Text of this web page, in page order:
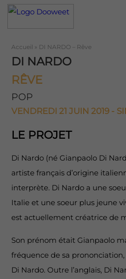
Accueil » DI NARDO – Rêve
DI NARDO
RÊVE
POP
VENDREDI 21 JUIN 2019 -
LE PROJET
Di Nardo (né Gianpaolo Di
artiste français d’origine
interprète. Di Nardo a une
Italie et une soeur plus jeune
est actuellement créatrice de
Son prénom était Gianpaolo
fréquence de sa
Di Nardo. Outre l’anglais, Di